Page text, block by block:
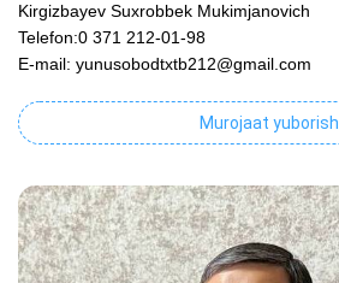
Kirgizbayev Suxrobbek Mukimjanovich
Telefon:0 371 212-01-98
E-mail: yunusobodtxtb212@gmail.com
Murojaat yuborish